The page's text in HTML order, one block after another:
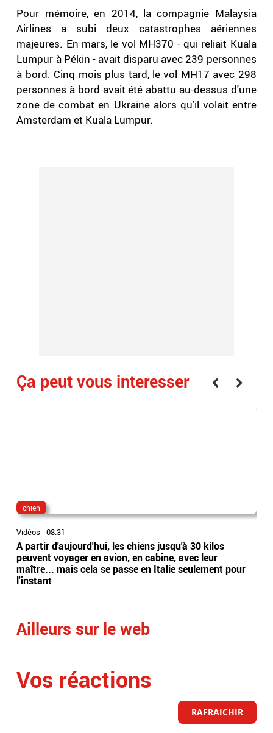
Pour mémoire, en 2014, la compagnie Malaysia
Airlines a subi deux catastrophes aériennes
majeures. En mars, le vol MH370 - qui reliait Kuala
Lumpur à Pékin - avait disparu avec 239 personnes
à bord. Cinq mois plus tard, le vol MH17 avec 298
personnes à bord avait été abattu au-dessus d'une
zone de combat en Ukraine alors qu'il volait entre
Amsterdam et Kuala Lumpur.
Ça peut vous interesser
chien
Vidéos -08:31
A partir d'aujourd'hui, les chiens jusqu'à 30 kilos
peuvent voyager en avion, en cabine, avec leur
maître... mais cela se passe en Italie seulement pour
l'instant
Ailleurs sur le web
Vos réactions
RAFRAICHIR